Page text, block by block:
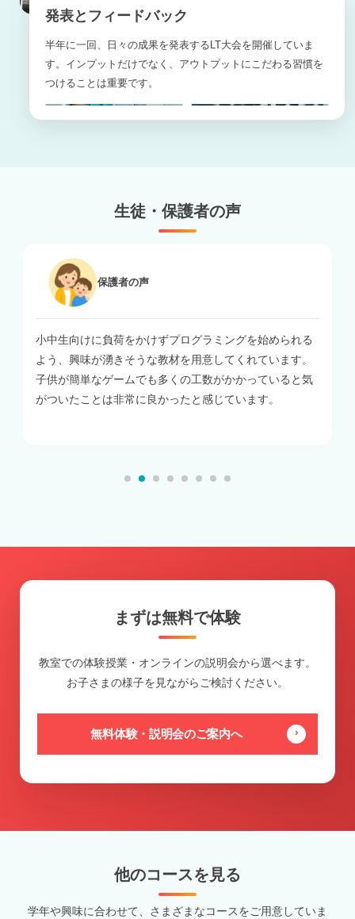
発表とフィードバック
半年に一回、日々の成果を発表するLT大会を開催していま
す。インプットだけでなく、アウトプットにこだわる習慣を
つけることは重要です。
生徒・保護者の声
の声
負荷をかけずプログラミングを始められる
湧きそうな教材を用意してくれています。
ゲームでも多くの工数がかかっていると気
は非常に良かったと感じています。
体験した時間が
すぐにでも通い
え方、教材が子
帰り道も興奮し
まずは無料で体験
教室での体験授業・オンラインの説明会から選べます。
お子さまの様子を見ながらご検討ください。
無料体験・説明会のご案内へ
他のコースを見る
学年や興味に合わせて、さまざまなコースをご用意していま